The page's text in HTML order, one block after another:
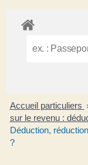
Accueil particuliers
sur le revenu :
Déduction,
?